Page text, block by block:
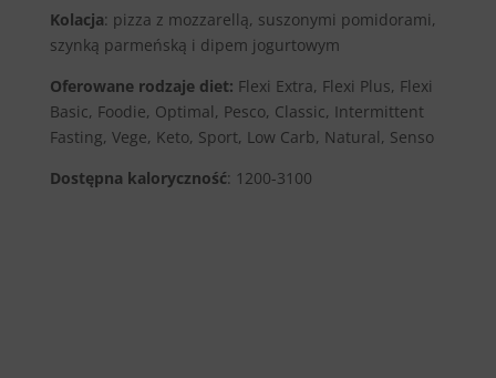
Kolacja: pizza z mozzarellą, suszonymi pomidorami,
szynką parmeńską i dipem jogurtowym
Oferowane rodzaje diet: Flexi Extra, Flexi Plus, Flexi
Basic, Foodie, Optimal, Pesco, Classic, Intermittent
Fasting, Vege, Keto, Sport, Low Carb, Natural, Senso
Dostępna kaloryczność: 1200-3100